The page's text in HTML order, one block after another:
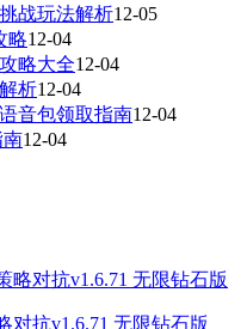
战玩法解析12-05
略12-04
略大全12-04
析12-04
音包领取指南12-04
南12-04
对抗v1.6.71 无限钻石版